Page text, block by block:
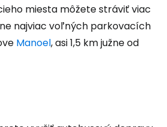
miesta môžete stráviť viac
najviac voľných parkovacích
Manoel, asi 1,5 km južne od